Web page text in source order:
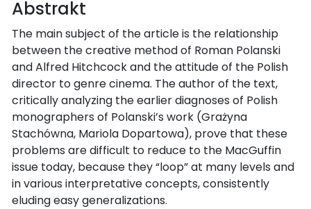
Abstrakt
The main subject of the article is the relationship
between the creative method of Roman Polanski
and Alfred Hitchcock and the attitude of the Polish
director to genre cinema. The author of the text,
critically analyzing the earlier diagnoses of Polish
monographers of Polanski’s work (Grażyna
Stachówna, Mariola Dopartowa), prove that these
problems are difficult to reduce to the MacGuffin
issue today, because they “loop” at many levels and
in various interpretative concepts, consistently
eluding easy generalizations.